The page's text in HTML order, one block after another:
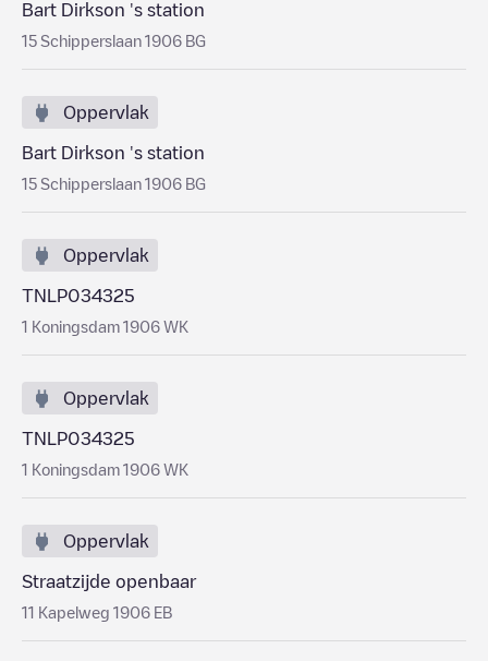
Bart Dirkson 's station
15 Schipperslaan 1906 BG
Oppervlak
Bart Dirkson 's station
15 Schipperslaan 1906 BG
Oppervlak
TNLP034325
1 Koningsdam 1906 WK
Oppervlak
TNLP034325
1 Koningsdam 1906 WK
Oppervlak
Straatzijde openbaar
11 Kapelweg 1906 EB